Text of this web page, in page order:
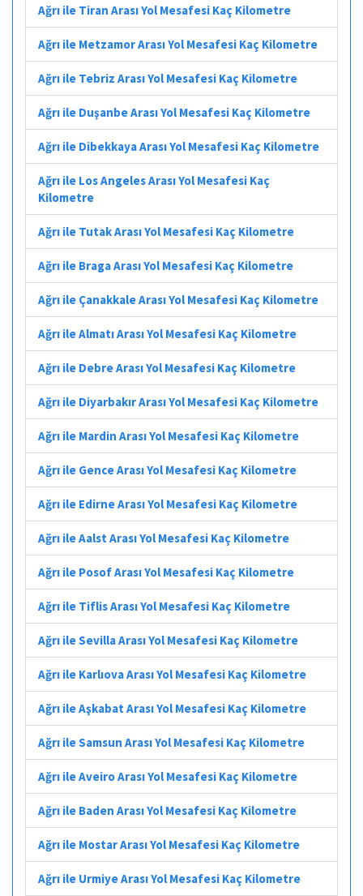
Ağrı ile Tiran Arası Yol Mesafesi Kaç Kilometre
Ağrı ile Metzamor Arası Yol Mesafesi Kaç Kilometre
Ağrı ile Tebriz Arası Yol Mesafesi Kaç Kilometre
Ağrı ile Duşanbe Arası Yol Mesafesi Kaç Kilometre
Ağrı ile Dibekkaya Arası Yol Mesafesi Kaç Kilometre
Ağrı ile Los Angeles Arası Yol Mesafesi Kaç
Kilometre
Ağrı ile Tutak Arası Yol Mesafesi Kaç Kilometre
Ağrı ile Braga Arası Yol Mesafesi Kaç Kilometre
Ağrı ile Çanakkale Arası Yol Mesafesi Kaç Kilometre
Ağrı ile Almatı Arası Yol Mesafesi Kaç Kilometre
Ağrı ile Debre Arası Yol Mesafesi Kaç Kilometre
Ağrı ile Diyarbakır Arası Yol Mesafesi Kaç Kilometre
Ağrı ile Mardin Arası Yol Mesafesi Kaç Kilometre
Ağrı ile Gence Arası Yol Mesafesi Kaç Kilometre
Ağrı ile Edirne Arası Yol Mesafesi Kaç Kilometre
Ağrı ile Aalst Arası Yol Mesafesi Kaç Kilometre
Ağrı ile Posof Arası Yol Mesafesi Kaç Kilometre
Ağrı ile Tiflis Arası Yol Mesafesi Kaç Kilometre
Ağrı ile Sevilla Arası Yol Mesafesi Kaç Kilometre
Ağrı ile Karlıova Arası Yol Mesafesi Kaç Kilometre
Ağrı ile Aşkabat Arası Yol Mesafesi Kaç Kilometre
Ağrı ile Samsun Arası Yol Mesafesi Kaç Kilometre
Ağrı ile Aveiro Arası Yol Mesafesi Kaç Kilometre
Ağrı ile Baden Arası Yol Mesafesi Kaç Kilometre
Ağrı ile Mostar Arası Yol Mesafesi Kaç Kilometre
Ağrı ile Urmiye Arası Yol Mesafesi Kaç Kilometre